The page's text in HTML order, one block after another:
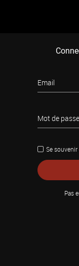
Email
Mot de passe
Se
Pas